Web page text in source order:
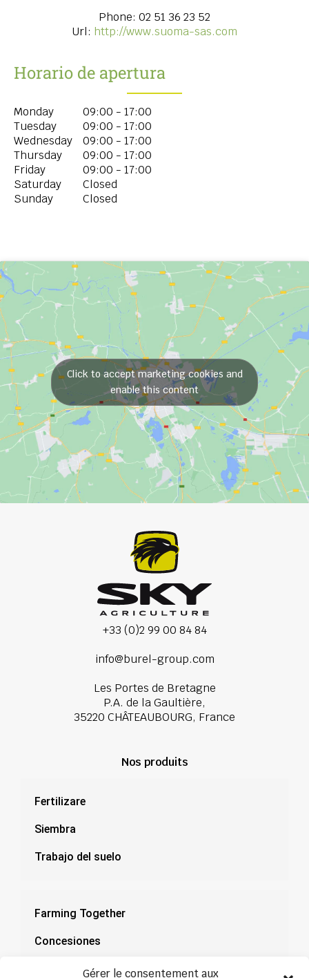
Gérer le consentement aux
Phone: 02 51 36 23 52
Url: http://www.suoma-sas.com
Horario de apertura
Monday
09:00 - 17:00
Tuesday
09:00 - 17:00
Wednesday
09:00 - 17:00
Thursday
09:00 - 17:00
Friday
09:00 - 17:00
Saturday
Closed
Sunday
Closed
Click to accept marketing cookies and
enable this content
+33 (0)2 99 00 84 84
info@burel-group.com
Les Portes de Bretagne
P.A. de la Gaultière,
35220 CHÂTEAUBOURG, France
Nos produits
Fertilizare
Siembra
Trabajo del suelo
Farming Together
Concesiones
Documentación